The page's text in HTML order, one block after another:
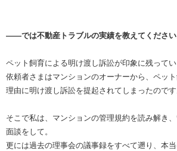
――では不動産トラブルの実績を教えてください
ペット飼育による明け渡し訴訟が印象に残ってい
依頼者さまはマンションのオーナーから、ペッ
理由に明け渡し訴訟を提起されてしまったのです
そこで私は、マンションの管理規約を読み解き
面談をして。
更には過去の理事会の議事録をすべて遡り、本